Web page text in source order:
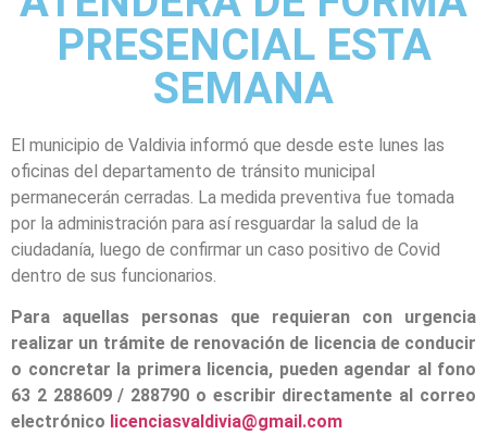
PRESENCIAL ESTA
SEMANA
El municipio de Valdivia informó que desde este lunes las
oficinas del departamento de tránsito municipal
permanecerán cerradas. La medida preventiva fue tomada
por la administración para así resguardar la salud de la
ciudadanía, luego de confirmar un caso positivo de Covid
dentro de sus funcionarios.
Para aquellas personas que requieran con urgencia
realizar un trámite de renovación de licencia de conducir
o concretar la primera licencia, pueden agendar al fono
63 2 288609 / 288790 o escribir directamente al correo
electrónico licenciasvaldivia@gmail.com